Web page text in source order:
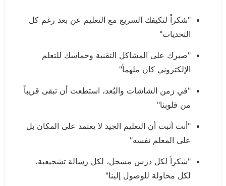
"شكراً لتكيفك السريع مع التعليم عن بعد رغم كل
التحديات"
"صبرك على المشاكل التقنية وحماسك للتعلم
الإلكتروني كان ملهماً"
"في زمن الشاشات والبُعد، استطعت أن تبقى قريباً
من قلوبنا"
"أنت أثبت أن التعليم الجيد لا يعتمد على المكان بل
على المعلم نفسه"
"شكراً لكل درس مسجل، لكل رسالة تشجيعية،
لكل محاولة للوصول إلينا"